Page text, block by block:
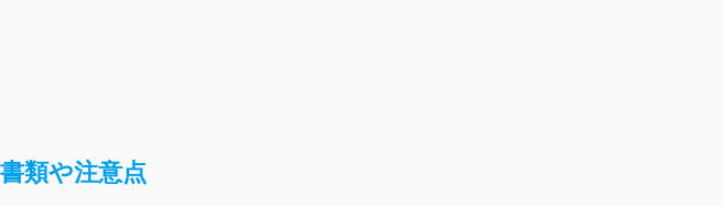
類や注意点